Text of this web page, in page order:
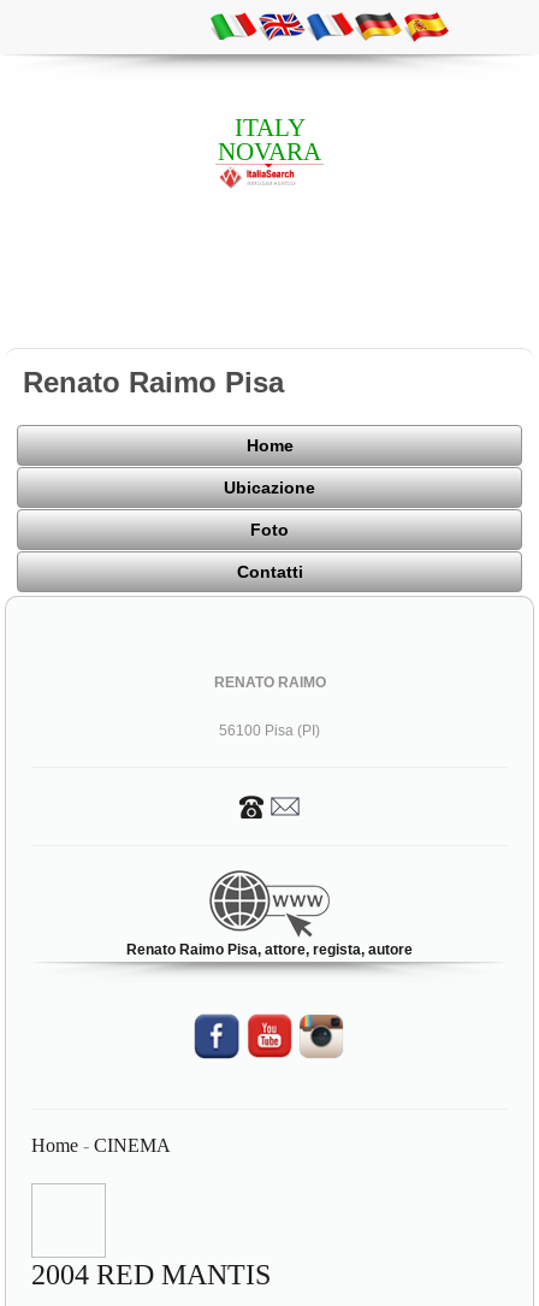
ITALY
NOVARA
Renato Raimo Pisa
Home
Ubicazione
Foto
Contatti
RENATO RAIMO
56100 Pisa (PI)
Renato Raimo Pisa, attore, regista, autore
Home -CINEMA
2004 RED MANTIS